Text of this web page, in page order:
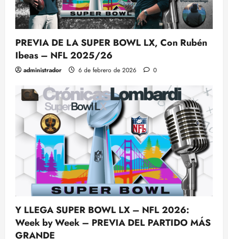
PREVIA DE LA SUPER BOWL LX, Con Rubén
Ibeas – NFL 2025/26
administrador 6 de febrero de 2026 0
Y LLEGA SUPER BOWL LX – NFL 2026:
Week by Week – PREVIA DEL PARTIDO MÁS
GRANDE